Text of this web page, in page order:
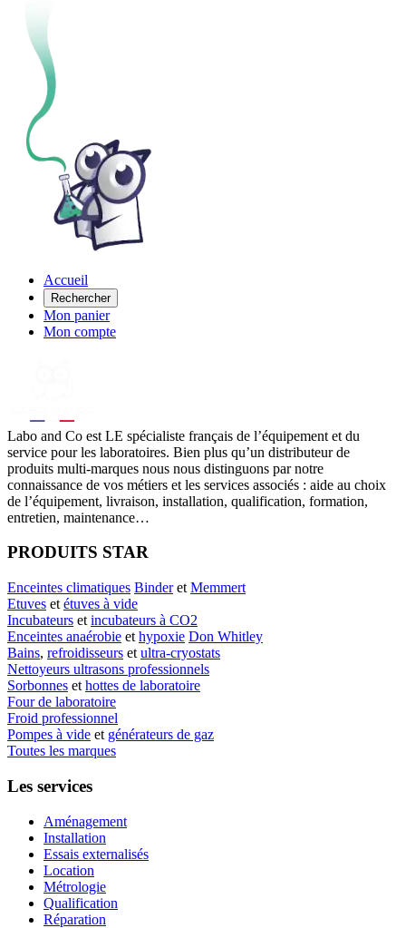
Accueil
Rechercher
Mon panier
Mon compte
Labo and Co est LE spécialiste français de l’équipement et du
service pour les laboratoires. Bien plus qu’un distributeur de
produits multi-marques nous nous distinguons par notre
connaissance de vos métiers et les services associés : aide au choix
de l’équipement, livraison, installation, qualification, formation,
entretien, maintenance…
PRODUITS STAR
Enceintes climatiques Binderet Memmert
Etuves et étuves à vide
Incubateurs et incubateurs à CO2
Enceintes anaérobie et hypoxie Don Whitley
Bains, refroidisseurs et ultra-cryostats
Nettoyeurs ultrasons professionnels
Sorbonnes et hottes de laboratoire
Four de laboratoire
Froid professionnel
Pompes à vide et générateurs de gaz
Toutes les marques
Les services
Aménagement
Installation
Essais externalisés
Location
Métrologie
Qualification
Réparation